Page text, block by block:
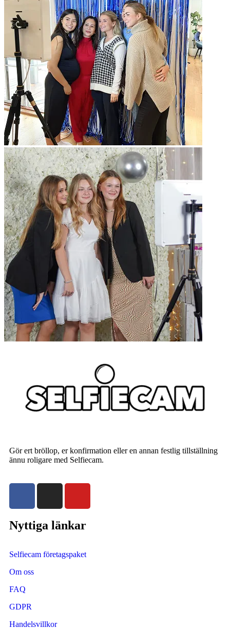
Gör ert bröllop, er konfirmation eller en annan festlig tillställning
ännu roligare med Selfiecam.
Nyttiga länkar
Selfiecam företagspaket
Om oss
FAQ
GDPR
Handelsvillkor